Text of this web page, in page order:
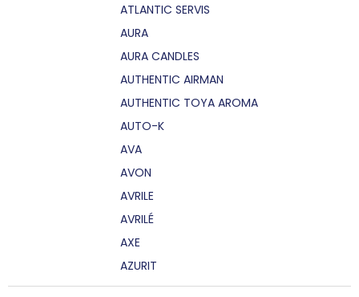
ATLANTIC SERVIS
AURA
AURA CANDLES
AUTHENTIC AIRMAN
AUTHENTIC TOYA AROMA
AUTO-K
AVA
AVON
AVRILE
AVRILÉ
AXE
AZURIT